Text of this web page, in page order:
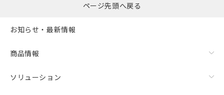
ページ先頭へ戻る
お知らせ・最新情報
商品情報
ソリューション